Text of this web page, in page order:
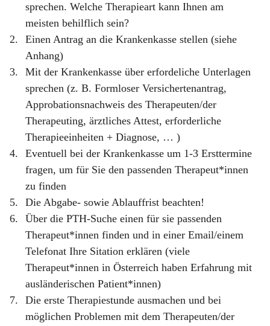
sprechen. Welche Therapieart kann Ihnen am
meisten behilflich sein?
2.
Einen Antrag an die Krankenkasse stellen (siehe
Anhang)
3.
Mit der Krankenkasse über erfordeliche Unterlagen
sprechen (z. B. Formloser Versichertenantrag,
Approbationsnachweis des Therapeuten/der
Therapeuting,ärztliches Attest, erforderliche
Therapieeinheiten + Diagnose, … )
4.
Eventuell bei der Krankenkasse um 1-3 Ersttermine
fragen, um für Sie den passenden Therapeut*innen
zu finden
5.
Die Abgabe- sowie Ablauffrist beachten!
6.
Über die PTH-Suche einen für sie passenden
Therapeut*innen finden und in einer Email/einem
Telefonat Ihre Sitation erklären (viele
Therapeut*innen in Österreich haben Erfahrung mit
ausländerischen Patient*innen)
7.
Die erste Therapiestunde ausmachen und bei
möglichen Problemen mit dem Therapeuten/der